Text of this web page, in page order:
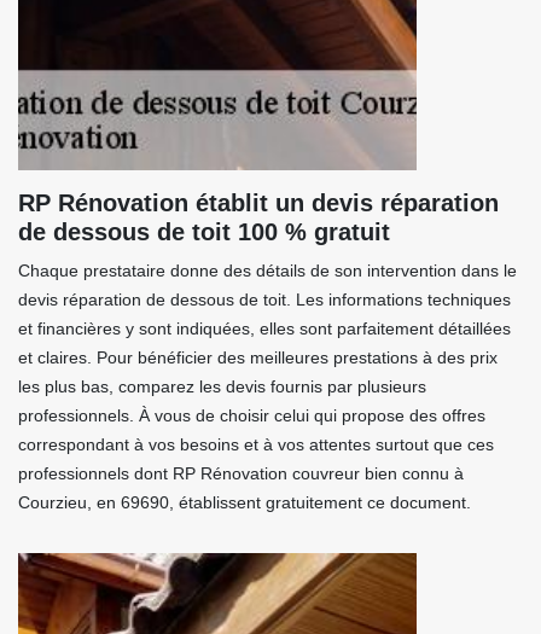
RP Rénovation établit un devis réparation
de dessous de toit 100 % gratuit
Chaque prestataire donne des détails de son intervention dans le
devis réparation de dessous de toit. Les informations techniques
et financières y sont indiquées, elles sont parfaitement détaillées
et claires. Pour bénéficier des meilleures prestations à des prix
les plus bas, comparez les devis fournis par plusieurs
professionnels. À vous de choisir celui qui propose des offres
correspondant à vos besoins et à vos attentes surtout que ces
professionnels dont RP Rénovation couvreur bien connu à
Courzieu, en 69690, établissent gratuitement ce document.